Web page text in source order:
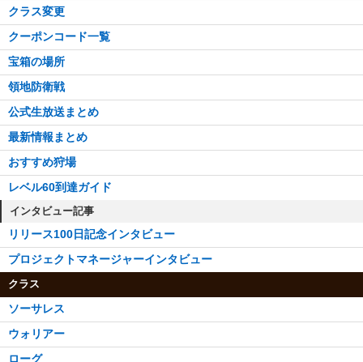
クラス変更
クーポンコード一覧
宝箱の場所
領地防衛戦
公式生放送まとめ
最新情報まとめ
おすすめ狩場
レベル60到達ガイド
インタビュー記事
リリース100日記念インタビュー
プロジェクトマネージャーインタビュー
クラス
ソーサレス
ウォリアー
ローグ